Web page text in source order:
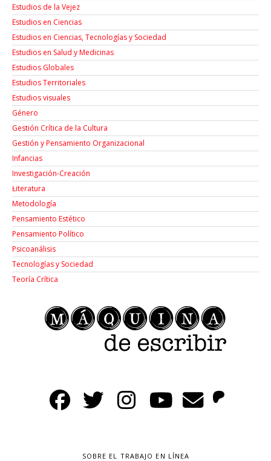
Estudios de la Vejez
Estudios en Ciencias
Estudios en Ciencias, Tecnologías y Sociedad
Estudios en Salud y Medicinas
Estudios Globales
Estudios Territoriales
Estudios visuales
Género
Gestión Crítica de la Cultura
Gestión y Pensamiento Organizacional
Infancias
Investigación-Creación
Łiteratura
Metodología
Pensamiento Estético
Pensamiento Político
Psicoanálisis
Tecnologías y Sociedad
Teoría Crítica
SOBRE EL TRABAJO EN LÍNEA